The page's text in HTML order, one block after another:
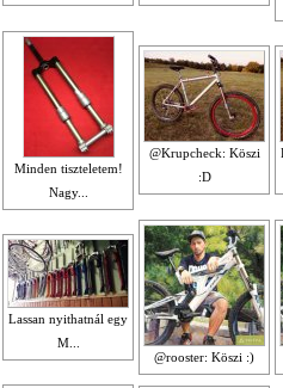
Minden tiszteletem!
Nagy...
@Krupcheck: Köszi
:D
Lassan nyithatnál egy
M...
@rooster: Köszi :)